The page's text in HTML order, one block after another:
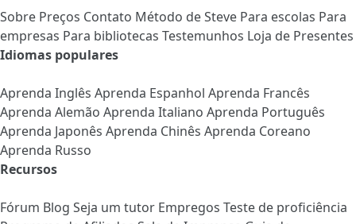
Sobre Preços Contato Método de Steve Para escolas Para
empresas Para bibliotecas Testemunhos Loja de Presentes
Idiomas populares
Aprenda Inglês Aprenda Espanhol Aprenda Francês
Aprenda Alemão Aprenda Italiano Aprenda Português
Aprenda Japonês Aprenda Chinês Aprenda Coreano
Aprenda Russo
Recursos
Fórum Blog Seja um tutor Empregos Teste de proficiência